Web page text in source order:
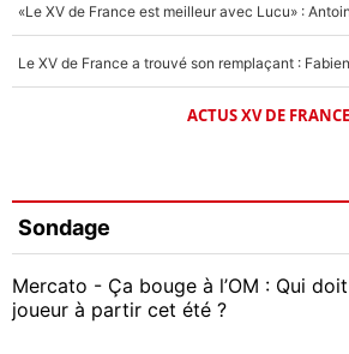
ACTUS XV DE FRANCE
Sondage
Mercato - Ça bouge à l’OM : Qui
joueur à partir cet été ?